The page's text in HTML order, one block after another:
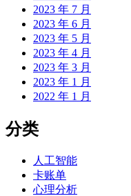
2023 年 7 月
2023 年 6 月
2023 年 5 月
2023 年 4 月
2023 年 3 月
2023 年 1 月
2022 年 1 月
分类
人工智能
卡账单
心理分析